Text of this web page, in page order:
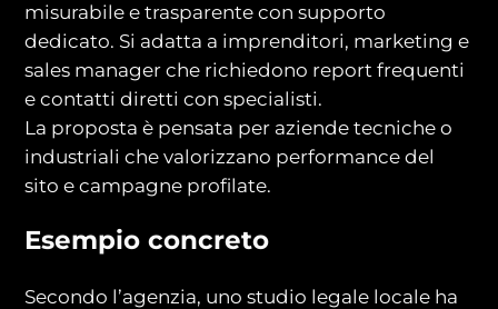
misurabile e trasparente con supporto
dedicato. Si adatta a imprenditori, marketing e
sales manager che richiedono report frequenti
e contatti diretti con specialisti.
La proposta è pensata per aziende tecniche o
industriali che valorizzano performance del
sito e campagne profilate.
Esempio concreto
Secondo l’agenzia, uno studio legale locale ha